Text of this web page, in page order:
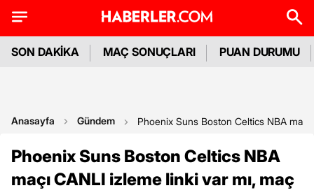
SON DAKİKA MAÇ SONUÇLARI PUAN DURUMU
Anasayfa Gündem Phoenix Suns Boston Celtics NBA
Phoenix Suns Boston Celtics NBA
maçı CANLI izleme linki var mı, maç